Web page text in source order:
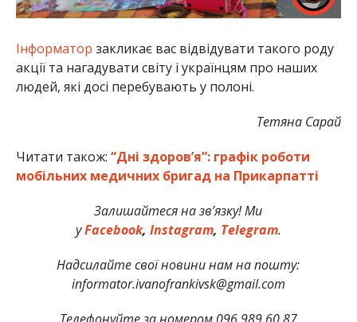
Інформатор закликає вас відвідувати такого роду
акції та нагадувати світу і українцям про наших
людей, які досі перебувають у полоні.
Тетяна Сарай
Читати також: “Дні здоров’я”: графік роботи
мобільних медичних бригад на Прикарпатті
Залишайтеся на зв’язку! Ми
уFacebook, Instagram, Telegram.
Надсилайте свої новини нам на пошту:
informator.ivanofrankivsk@gmail.com